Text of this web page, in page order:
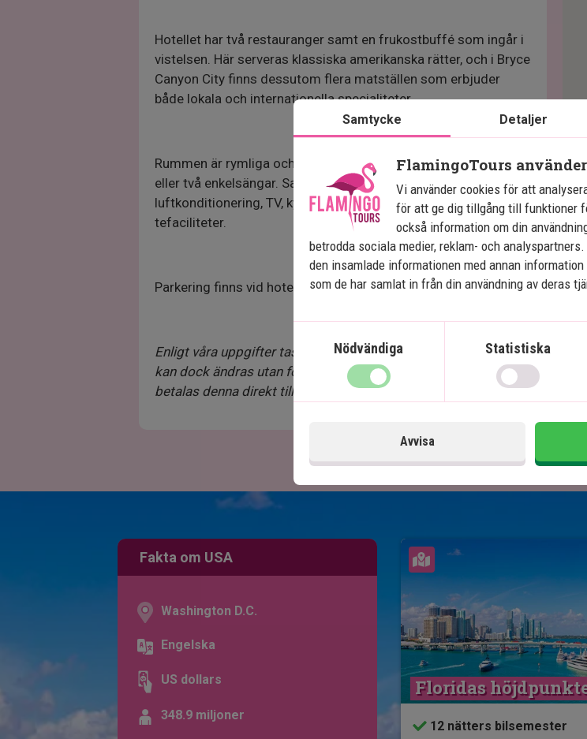
Hotellet har två restauranger samt en frukostbuffé som ingår i
vistelsen. Här serveras klassiska amerikanska rätter, och i Bryce
Canyon City finns dessutom flera matställen som erbjuder
både lokala och internationella specialiteter.
Rummen är rymliga och inredda med antingen en dubbelsäng
eller två enkelsängar. Samtliga rum är utrustade med
luftkonditionering, TV, kylskåp, mikrovågsugn samt kaffe- och
tefaciliteter.
Parkering finns vid hotellet.
Enligt våra uppgifter tas ingen resort fee ut på detta hotell. Det
kan dock ändras utan förvarning. Om en resort fee införs,
betalas denna direkt till hotellet.
Fakta om USA
Washington D.C.
Engelska
US dollars
348.9 miljoner
Se karta
Floridas
12 nätters bilsemester
Samtycke Detaljer
FlamingoTours
Vi använder cookies för att
för att ge dig tillgång till funktioner
också information om din
betrodda sociala medier, reklam- och
den insamlade informationen med annan
som de har samlat in från din användning av deras
Nödvändiga Statistiska
Avvisa